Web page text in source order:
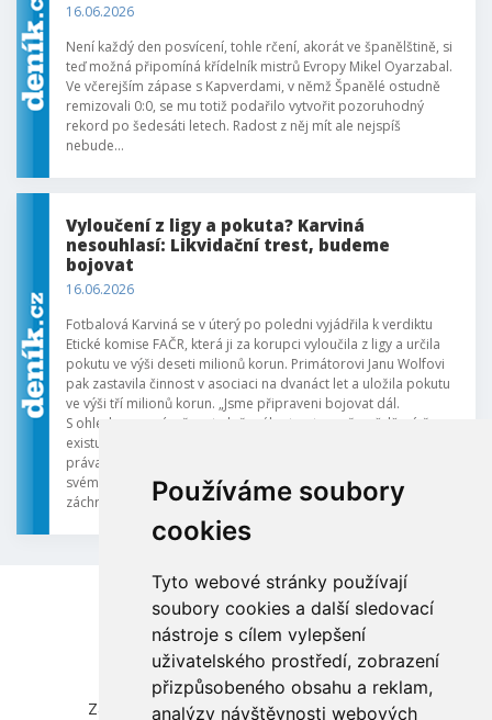
Používáme soubory
cookies
Tyto webové stránky používají
soubory cookies a další sledovací
nástroje s cílem vylepšení
uživatelského prostředí, zobrazení
přizpůsobeného obsahu a reklam,
analýzy návštěvnosti webových
16.06.2026
Není každý den posvícení, tohle rčení, akorát ve španělštině, si
teď možná připomíná křídelník mistrů Evropy Mikel Oyarzabal.
Ve včerejším zápase s Kapverdami, v němž Španělé ostudně
remizovali 0:0, se mu totiž podařilo vytvořit pozoruhodný
rekord po šedesáti letech. Radost z něj mít ale nejspíš
nebude…
Vyloučení z ligy a pokuta? Karviná
nesouhlasí: Likvidační trest, budeme
bojovat
16.06.2026
Fotbalová Karviná se v úterý po poledni vyjádřila k verdiktu
Etické komise FAČR, která ji za korupci vyloučila z ligy a určila
pokutu ve výši deseti milionů korun. Primátorovi Janu Wolfovi
pak zastavila činnost v asociaci na dvanáct let a uložila pokutu
ve výši tří milionů korun. „Jsme připraveni bojovat dál.
S ohledem na závažnost uloženého trestu a přesvědčení, že
existují důvody pro jeho přezkoumání, využije klub svého
práva podat odvolání k Odvolací komisi FAČR,“ uvedl klub na
svém webu. Tímto v podstatě definitivně padla možnost
záchrany Dukly v lize.
Česká unie sportu, z.s.
Zátopkova 100/2, Praha 6 - Břevnov, 169 00